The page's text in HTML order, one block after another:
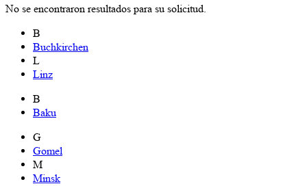
No se encontraron resultados para su solicitud.
B
Buchkirchen
L
Linz
B
Baku
G
Gomel
M
Minsk